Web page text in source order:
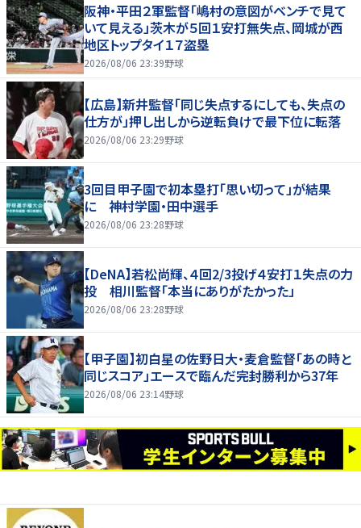
阪神・平田２軍監督「嶋村の意図がベンチで見て
いて見える」茨木が５回１安打無失点、岡城が西
地区トップタイ１７盗塁
2026/08/06 23:39野球
【広島】新井監督「同じ失点するにしても、失点の
仕方が」押し出しから逆転負けで最下位に転落
2026/08/06 23:29野球
3回目甲子園で初本塁打「思い切って」が結果
に 神村学園・田中選手
2026/08/06 23:28野球
【DeNA】若松尚輝、４回2/3投げ４安打１失点の力
投 相川監督「本当にありがたかった」
2026/08/06 23:28野球
【甲子園】初白星の佐野日大・麦倉監督「あの時と
同じスコア」エースで臨んだ完封勝利から37年
2026/08/06 23:14野球